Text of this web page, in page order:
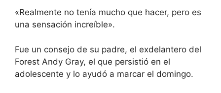
«Realmente no tenía mucho que hacer, pero es
una sensación increíble».
Fue un consejo de su padre, el exdelantero del
Forest Andy Gray, el que persistió en el
adolescente y lo ayudó a marcar el domingo.